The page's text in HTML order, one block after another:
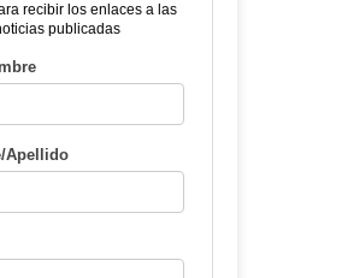
recibir los enlaces a las
publicadas
Apellido